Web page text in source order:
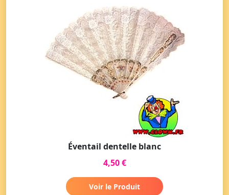
Éventail dentelle blanc
4,50 €
Voir le Produit